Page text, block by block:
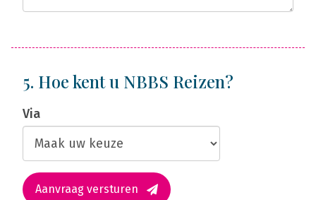
5. Hoe kent u NBBS Reizen?
Via
Aanvraag versturen